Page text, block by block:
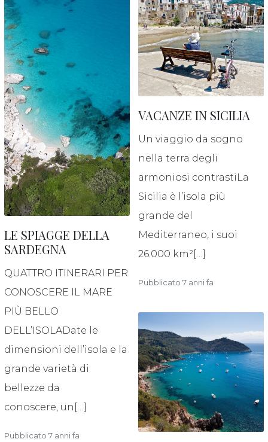
CONTATTI
LE SPIAGGE DELLA
SARDEGNA
QUATTRO ITINERARI PER
CONOSCERE IL MARE
PIÙ BELLO
DELL’ISOLADate le
dimensioni dell’isola e la
grande varietà di
bellezze da
conoscere, un[…]
Pubblicato 7 anni fa
VACANZE IN SICILIA
Un viaggio da sogno
nella terra degli
armoniosi contrastiLa
Sicilia è l’isola più
grande del
Mediterraneo, i suoi
26.000 km²[…]
Pubblicato 7 anni fa